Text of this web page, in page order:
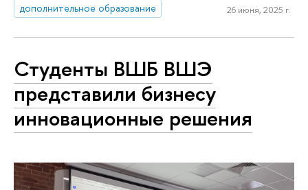
дополнительное образование
26 июня, 2025 г.
Студенты ВШБ ВШЭ
представили бизнесу
инновационные решения